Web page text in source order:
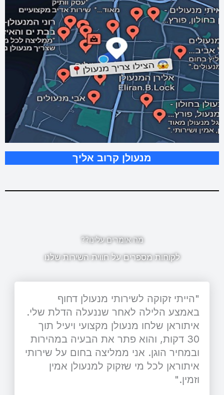
מנעולן קרוב אליך
מה אומרים עלינו??
לקוחות מספרים על חווית השירות שלנו
"הייתי זקוקה לשירותי מנעולן דחוף
באמצע הלילה לאחר שננעלה הדלת שלי.
איתוראן שלחו מנעולן מקצועי ויעיל תוך
30 דקות, והוא פתר את הבעיה במהירות
ובמחיר הוגן. אני ממליצה בחום על שירותי
איתוראן לכל מי שזקוק למנעולן אמין
וזמין."